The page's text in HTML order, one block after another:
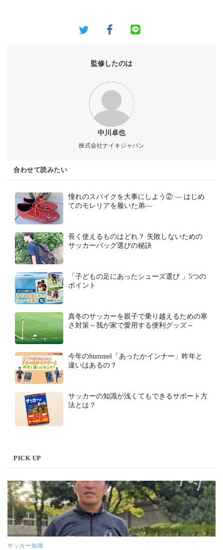
監修したのは
中川卓也
株式会社ナイキジャパン
合わせて読みたい
憧れのスパイクを大事にしよう② ― はじめ
てのモレリアを履いた弟―
長く使えるものはどれ？ 失敗しないための
サッカーバッグ選びの秘訣
「子どもの足にあったシューズ選び 」5つの
ポイント
真冬のサッカーを親子で乗り越えるための寒
さ対策～我が家で愛用する便利グッズ～
今年のhummel「あったかインナー」昨年と
違いはあるの？
サッカーの知識が浅くてもできるサポート方
法とは？
PICK UP
サッカー知識